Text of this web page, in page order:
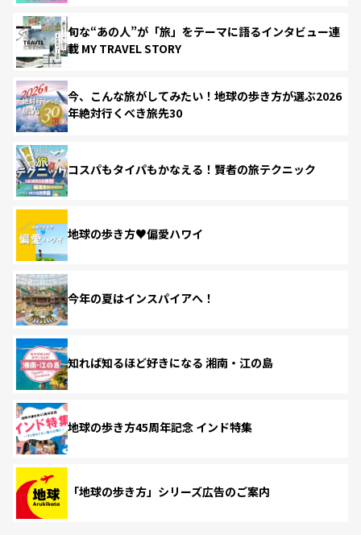
旬な“あの人”が「旅」をテーマに語るインタビュー連
載 MY TRAVEL STORY
今、こんな旅がしてみたい！地球の歩き方が選ぶ2026
年絶対行くべき旅先30
コスパもタイパもかなえる！賢者の旅テクニック
地球の歩き方♥偏愛ハワイ
今年の夏はインスパイアへ！
知れば知るほど好きになる 湘南・江の島
地球の歩き方45周年記念 インド特集
「地球の歩き方」シリーズ広告のご案内